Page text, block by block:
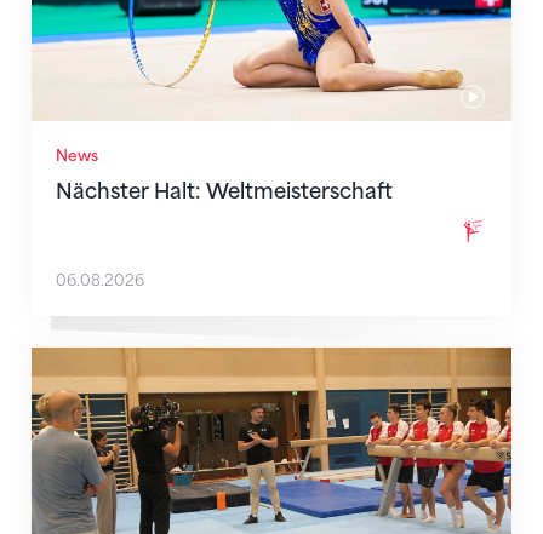
News
Nächster Halt: Weltmeisterschaft
06.08.2026
Mit klaren Zielen nach Zagreb